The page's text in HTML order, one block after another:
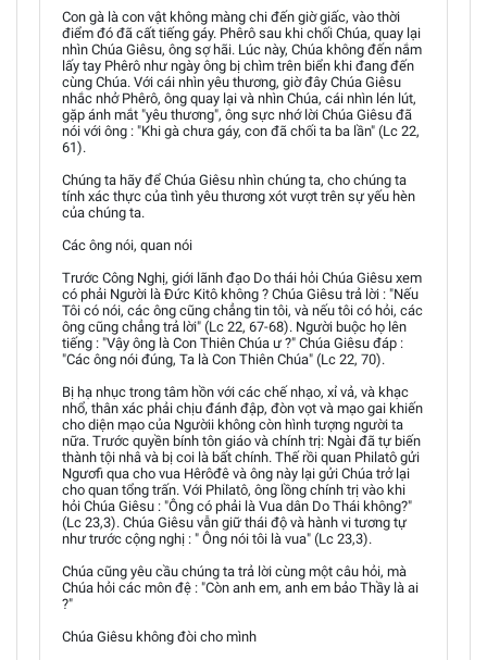
Con gà là con vật không màng chi đến giờ giấc, vào thời
điểm đó đã cất tiếng gáy. Phêrô sau khi chối Chúa, quay lại
nhìn Chúa Giêsu, ông sợ hãi. Lúc này, Chúa không đến nắm
lấy tay Phêrô như ngày ông bị chìm trên biển khi đang đến
cùng Chúa. Với cái nhìn yêu thương, giờ đây Chúa Giêsu
nhắc nhở Phêrô, ông quay lại và nhìn Chúa, cái nhìn lén lút,
gặp ánh mắt "yêu thương", ông sực nhớ lời Chúa Giêsu đã
nói với ông : "Khi gà chưa gáy, con đã chối ta ba lần" (Lc 22,
61).
Chúng ta hãy để Chúa Giêsu nhìn chúng ta, cho chúng ta
tính xác thực của tình yêu thương xót vượt trên sự yếu hèn
của chúng ta.
Các ông nói, quan nói
Trước Công Nghị, giới lãnh đạo Do thái hỏi Chúa Giêsu xem
có phải Người là Đức Kitô không ? Chúa Giêsu trả lời : "Nếu
Tôi có nói, các ông cũng chẳng tin tôi, và nếu tôi có hỏi, các
ông cũng chẳng trả lời" (Lc 22, 67-68). Người buộc họ lên
tiếng : "Vậy ông là Con Thiên Chúa ư ?" Chúa Giêsu đáp :
"Các ông nói đúng, Ta là Con Thiên Chúa" (Lc 22, 70).
Bị hạ nhục trong tâm hồn với các chế nhạo, xỉ vả, và khạc
nhổ, thân xác phải chịu đánh đập, đòn vọt và mạo gai khiến
cho diện mạo của Ngườii không còn hình tượng người ta
nữa. Trước quyền bính tôn giáo và chính trị: Ngài đã tự biến
thành tội nhâ và bị coi là bất chính. Thế rồi quan Philatô gửi
Ngươfi qua cho vua Hêrôđê và ông này lại gửi Chúa trở lại
cho quan tổng trấn. Với Philatô, ông lồng chính trị vào khi
hỏi Chúa Giêsu : "Ông có phải là Vua dân Do Thái không?"
(Lc 23,3). Chúa Giêsu vẫn giữ thái độ và hành vi tương tự
như trước cộng nghị : " Ông nói tôi là vua" (Lc 23,3).
Chúa cũng yêu cầu chúng ta trả lời cùng một câu hỏi, mà
Chúa hỏi các môn đệ : "Còn anh em, anh em bảo Thầy là ai
?"
Chúa Giêsu không đòi cho mình